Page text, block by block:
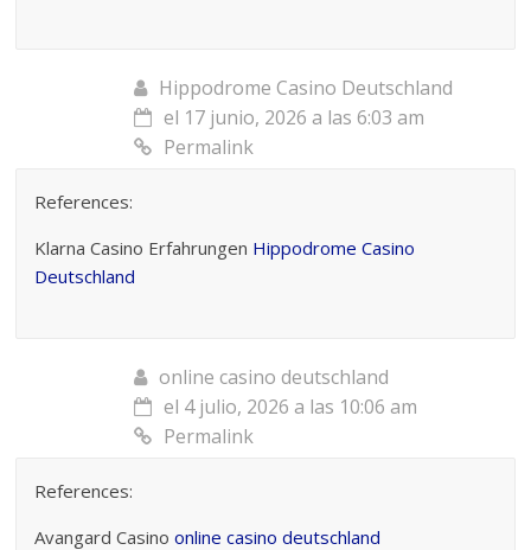
Hippodrome Casino Deutschland
el 17 junio, 2026 a las 6:03 am
Permalink
References:
Klarna Casino Erfahrungen Hippodrome Casino
Deutschland
online casino deutschland
el 4 julio, 2026 a las 10:06 am
Permalink
References:
Avangard Casinoonline casino deutschland